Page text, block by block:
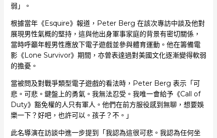
弱」。
根據當年《Esquire》報道，Peter Berg 在該次專訪中談及他對
展現男性氣概的堅持，這與他出身軍事家庭的背景有密切關係，
當時呼籲年輕男性應放下電子遊戲並參與體育運動。他在籌備電
影《Lone Survivor》期間，亦曾表達過對美國文化逐漸變得軟弱
的擔憂。
當被問及對戰爭類型電子遊戲的看法時，Peter Berg 表示「可
悲。可悲。鍵盤上的勇氣。我無法忍受。我唯一會給予《Call of
Duty》豁免權的人只有軍人。他們在前方服役感到無聊，想要娛
樂一下？好吧，也許可以。孩子？不。」
此名導演在訪談中進一步提到「我認為這很可悲。我認為任何坐